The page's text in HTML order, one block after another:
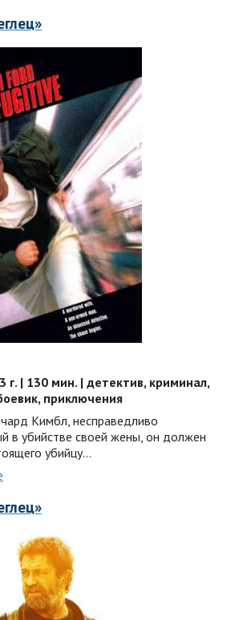
г. | 130 мин. | детектив, криминал,
приключения
Кимбл, несправедливо
в убийстве своей жены, он должен
убийцу…